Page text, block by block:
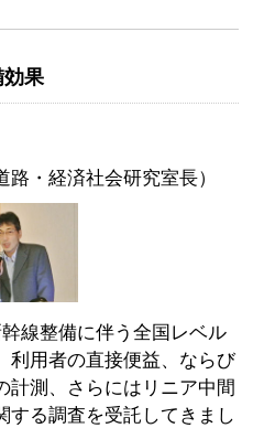
効果
・経済社会研究室長）
線整備に伴う全国レベル
利用者の直接便益、ならび
計測、さらにはリニア中間
する調査を受託してきまし